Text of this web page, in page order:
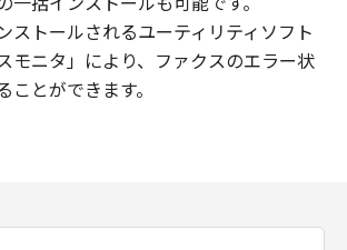
れかの条項またはその一部が法律
なっても、本契約のそれ以外の部
するものとします。
ストールされるユーティリティソフト
モニタ」により、ファクスのエラー状
とができます。